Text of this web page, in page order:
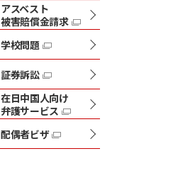
アスベスト
被害賠償金請求
学校問題
証券訴訟
在日中国人向け
弁護サービス
配偶者ビザ